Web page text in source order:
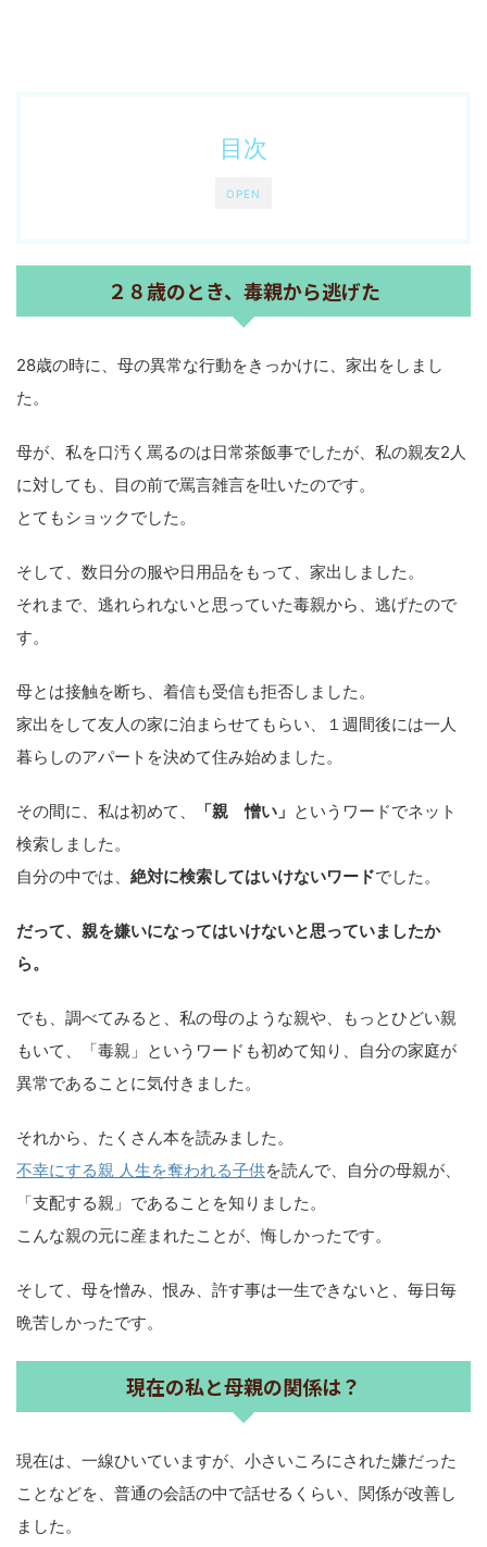
OPEN
目次
２８歳のとき、毒親から逃げた
28歳の時に、母の異常な行動をきっかけに、家出をしまし
た。
母が、私を口汚く罵るのは日常茶飯事でしたが、私の親友2人
に対しても、目の前で罵言雑言を吐いたのです。
とてもショックでした。
そして、数日分の服や日用品をもって、家出しました。
それまで、逃れられないと思っていた毒親から、逃げたので
す。
母とは接触を断ち、着信も受信も拒否しました。
家出をして友人の家に泊まらせてもらい、１週間後には一人
暮らしのアパートを決めて住み始めました。
その間に、私は初めて、 「親 憎い」 というワードでネット
検索しました。
自分の中では、 絶対に検索してはいけないワードでした。
だって、親を嫌いになってはいけないと思っていましたか
ら。
でも、調べてみると、私の母のような親や、もっとひどい親
もいて、「毒親」というワードも初めて知り、自分の家庭が
異常であることに気付きました。
それから、たくさん本を読みました。
不幸にする親 人生を奪われる子供を読んで、自分の母親が、
「支配する親」であることを知りました。
こんな親の元に産まれたことが、悔しかったです。
そして、母を憎み、恨み、許す事は一生できないと、毎日毎
晩苦しかったです。
現在の私と母親の関係は？
現在は、一線ひいていますが、小さいころにされた嫌だった
ことなどを、普通の会話の中で話せるくらい、関係が改善し
ました。